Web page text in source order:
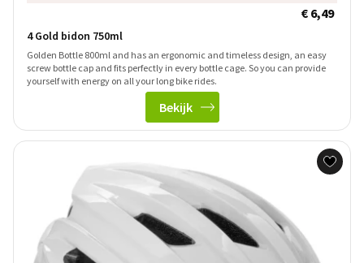
€ 6,49
4 Gold bidon 750ml
Golden Bottle 800ml and has an ergonomic and timeless design, an easy
screw bottle cap and fits perfectly in every bottle cage. So you can provide
yourself with energy on all your long bike rides.
Bekijk